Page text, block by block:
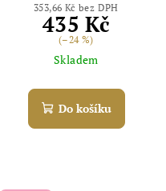
353,66 Kč bez DPH
435 Kč
(–24 %)
Skladem
Do košíku